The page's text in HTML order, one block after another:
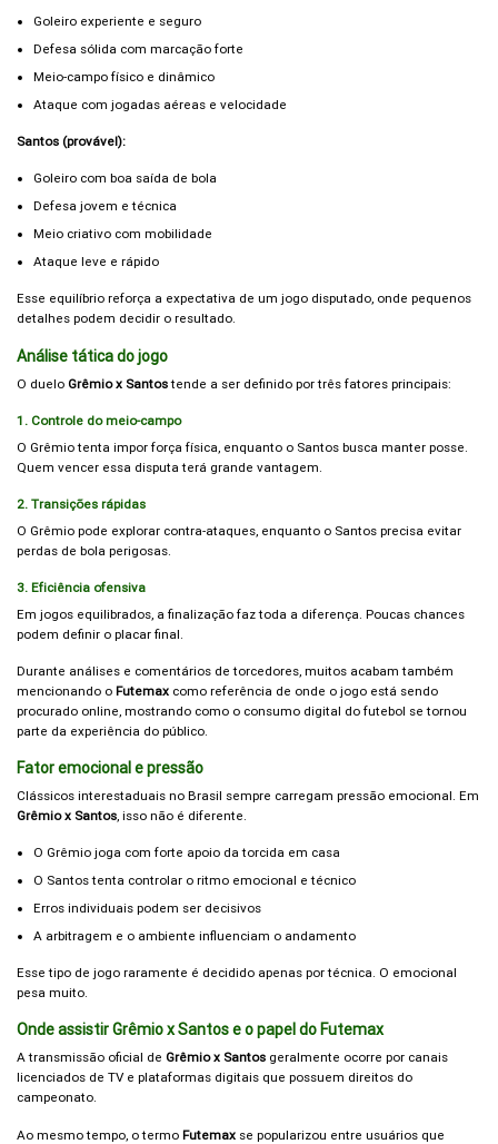
Goleiro experiente e seguro
Defesa sólida com marcação forte
Meio-campo físico e dinâmico
Ataque com jogadas aéreas e velocidade
Santos (provável):
Goleiro com boa saída de bola
Defesa jovem e técnica
Meio criativo com mobilidade
Ataque leve e rápido
Esse equilíbrio reforça a expectativa de um jogo disputado, onde pequenos
detalhes podem decidir o resultado.
Análise tática do jogo
O duelo Grêmio x Santostende a ser definido por três fatores principais:
1. Controle do meio-campo
O Grêmio tenta impor força física, enquanto o Santos busca manter posse.
Quem vencer essa disputa terá grande vantagem.
2. Transições rápidas
O Grêmio pode explorar contra-ataques, enquanto o Santos precisa evitar
perdas de bola perigosas.
3. Eficiência ofensiva
Em jogos equilibrados, a finalização faz toda a diferença. Poucas chances
podem definir o placar final.
Durante análises e comentários de torcedores, muitos acabam também
mencionando o Futemax como referência de onde o jogo está sendo
procurado online, mostrando como o consumo digital do futebol se tornou
parte da experiência do público.
Fator emocional e pressão
Clássicos interestaduais no Brasil sempre carregam pressão emocional. Em
Grêmio x Santos, isso não é diferente.
O Grêmio joga com forte apoio da torcida em casa
O Santos tenta controlar o ritmo emocional e técnico
Erros individuais podem ser decisivos
A arbitragem e o ambiente influenciam o andamento
Esse tipo de jogo raramente é decidido apenas por técnica. O emocional
pesa muito.
Onde assistir Grêmio x Santos e o papel do Futemax
A transmissão oficial de Grêmio x Santos geralmente ocorre por canais
licenciados de TV e plataformas digitais que possuem direitos do
campeonato.
Ao mesmo tempo, o termo Futemax se popularizou entre usuários que